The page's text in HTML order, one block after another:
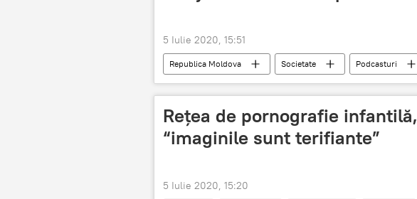
5 Iulie 2020, 15:51
Republica Moldova Societate Podcasturi
campanie
Rețea de pornografie
“imaginile sunt terifiante”
5 Iulie 2020, 15:20